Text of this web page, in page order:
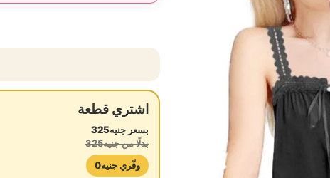
اشتري قطعة
بسعر جنيه325
بدلًا من جنيه325
وفّري جنيه0